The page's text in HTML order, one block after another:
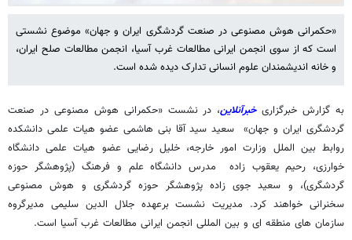
«حکمرانی هوش مصنوعی در صنعت گردشگری ایران و جهان» موضوع نشستی
است که از سوی انجمن ایرانی مطالعات غرب آسیا، انجمن مطالعات صلح ایران،
و خانه اندیشمندان علوم انسانی تدارک دیده شده است.
به گزارش خبرگزاریخبرآنلاین، در نشست «حکمرانی هوش مصنوعی در صنعت
گردشگری ایران و جهان» سعید سید آقا بنی هاشمی عضو هیات علمی دانشکده
روابط بین الملل وزارت امور خارجه، خلیل رضایی عضو هیات علمی دانشگاه
خوارزی، رحیم یعقوب زاده مدرس دانشگاه علم و فرهنگ (پژوهشگر حوزه
گردشگری)، و سعید جوی زاده پژوهشگر حوزه گردشگری و هوش مصنوعی
سخنرانی خواهند کرد. مدیریت نشست برعهده جلال الدین سلیمی مدیرگروه
سازمان های منطقه ای و بین المللی انجمن ایرانی مطالعات غرب آسیا است.